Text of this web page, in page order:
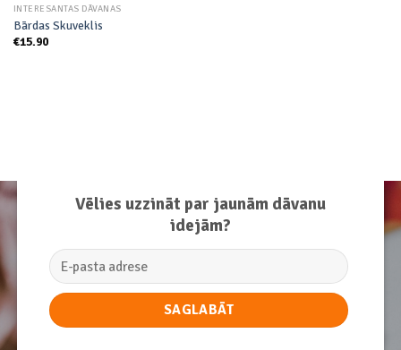
INTERESANTAS DĀVANAS
Bārdas Skuveklis
€15.90
Vēlies uzzināt par jaunām dāvanu
idejām?